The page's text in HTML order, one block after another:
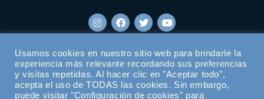
Usamos cookies en nuestro sitio web para brindarle la
experiencia más relevante recordando sus preferencias
y visitas repetidas. Al hacer clic en "Aceptar todo",
acepta el uso de TODAS las cookies. Sin embargo,
puede visitar "Configuración de cookies" para